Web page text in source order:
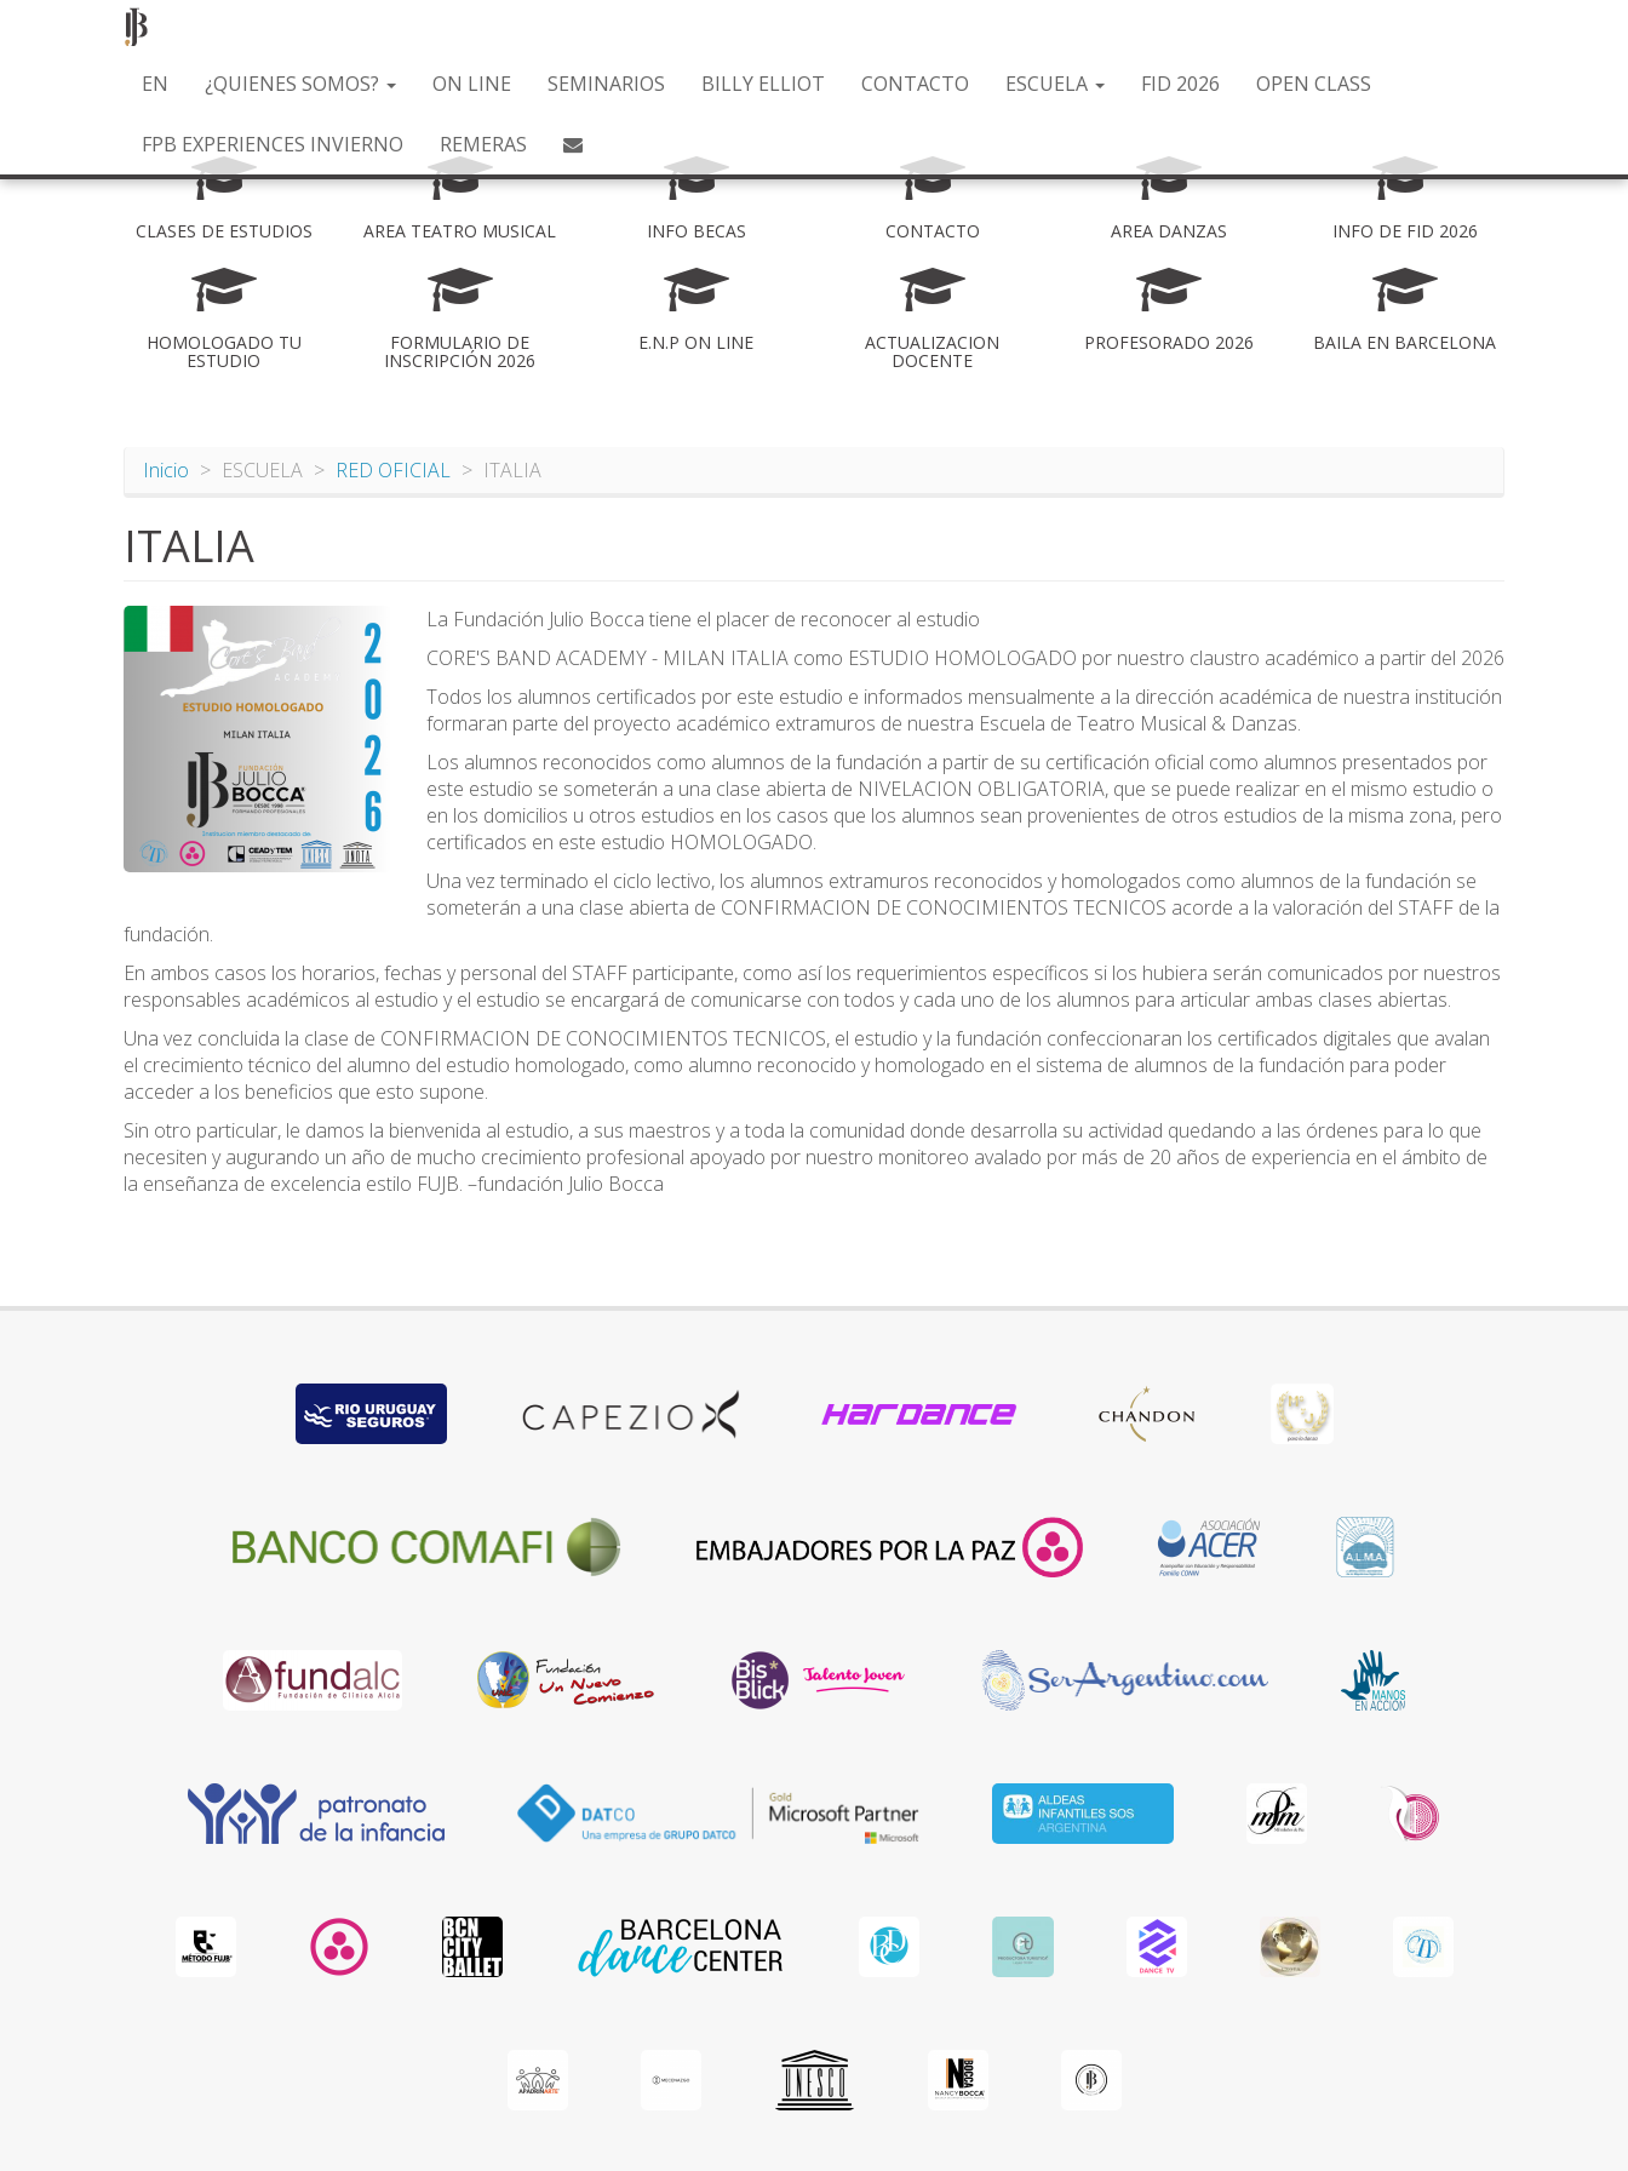
EN ¿QUIENES SOMOS? ON LINE SEMINARIOS BILLY ELLIOT CONTACTO ESCUELA FID 2026 OPEN CLASS
FPB EXPERIENCES INVIERNO REMERAS
CLASES DE ESTUDIOS AREA TEATRO MUSICAL INFO BECAS CONTACTO AREA DANZAS INFO DE FID 2026
HOMOLOGADO TU
ESTUDIO
FORMULARIO DE
INSCRIPCIÓN 2026
E.N.P ON LINE ACTUALIZACION
DOCENTE
PROFESORADO 2026 BAILA EN BARCELONA
Inicio ESCUELA RED OFICIAL ITALIA
ITALIA
La Fundación Julio Bocca tiene el placer de reconocer al estudio
CORE'S BAND ACADEMY - MILAN ITALIA como ESTUDIO HOMOLOGADO por nuestro claustro académico a partir del 2026
Todos los alumnos certificados por este estudio e informados mensualmente a la dirección académica de nuestra institución
formaran parte del proyecto académico extramuros de nuestra Escuela de Teatro Musical & Danzas.
Los alumnos reconocidos como alumnos de la fundación a partir de su certificación oficial como alumnos presentados por
este estudio se someterán a una clase abierta de NIVELACION OBLIGATORIA, que se puede realizar en el mismo estudio o
en los domicilios u otros estudios en los casos que los alumnos sean provenientes de otros estudios de la misma zona, pero
certificados en este estudio HOMOLOGADO.
Una vez terminado el ciclo lectivo, los alumnos extramuros reconocidos y homologados como alumnos de la fundación se
someterán a una clase abierta de CONFIRMACION DE CONOCIMIENTOS TECNICOS acorde a la valoración del STAFF de la
fundación.
En ambos casos los horarios, fechas y personal del STAFF participante, como así los requerimientos específicos si los hubiera serán comunicados por nuestros
responsables académicos al estudio y el estudio se encargará de comunicarse con todos y cada uno de los alumnos para articular ambas clases abiertas.
Una vez concluida la clase de CONFIRMACION DE CONOCIMIENTOS TECNICOS, el estudio y la fundación confeccionaran los certificados digitales que avalan
el crecimiento técnico del alumno del estudio homologado, como alumno reconocido y homologado en el sistema de alumnos de la fundación para poder
acceder a los beneficios que esto supone.
Sin otro particular, le damos la bienvenida al estudio, a sus maestros y a toda la comunidad donde desarrolla su actividad quedando a las órdenes para lo que
necesiten y augurando un año de mucho crecimiento profesional apoyado por nuestro monitoreo avalado por más de 20 años de experiencia en el ámbito de
la enseñanza de excelencia estilo FUJB. –fundación Julio Bocca